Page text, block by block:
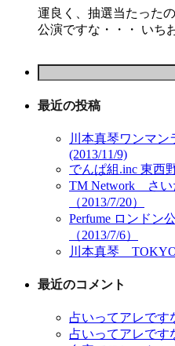
運良く、抽選当たった
公演ですな・・・ いち
最近の投稿
川本真琴ワンマン
(2013/11/9)
でんぱ組.inc 東西
TM Network さい
（2013/7/20）
Perfume ロンドン
（2013/7/6）
川本真琴
最近のコメント
占いってアレです
占いってアレです